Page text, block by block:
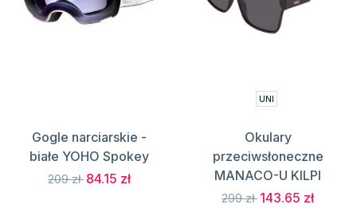
Gogle narciarskie -
białe YOHO Spokey
209 zł 84.15 zł
UNI
Okulary
przeciwsłoneczne
MANACO-U KILPI
299 zł 143.65 zł